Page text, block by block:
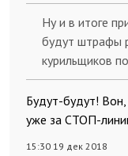
Ну и в итоге
будут штрафы
курильщиков
Будут-будут!
уже за СТОП-
15:30 19 дек 2018